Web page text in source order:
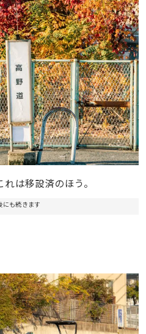
は移設済のほう。
にも続きます